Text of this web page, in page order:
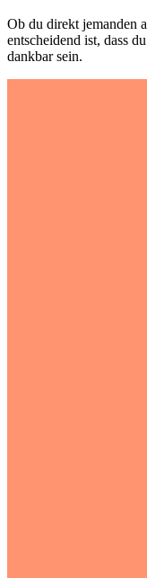
Ob du direkt jemanden
entscheidend ist, dass
dankbar sein.